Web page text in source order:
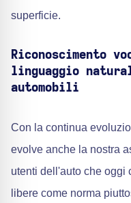
superficie.
Riconoscimento
linguaggio
automobili
Con la continua
evolve anche la nostra
utenti dell'auto che oggi
libere come norma